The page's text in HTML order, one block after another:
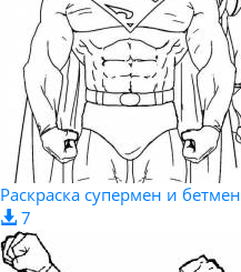
Раскраска супермен и бетмен
7